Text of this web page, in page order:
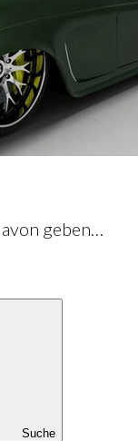
geben…
Suche